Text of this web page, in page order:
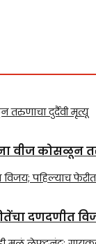
वीज कोसळून
दणदणीत